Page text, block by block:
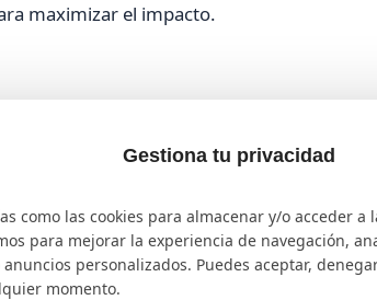
maximizar el impacto.
anuncios para alcanzar las
display.
segmentación por intereses y
Gestiona tu privacidad
como las cookies para almacenar y/o acceder a
para mejorar la experiencia de navegación,
personalizados. Puedes aceptar,
momento.